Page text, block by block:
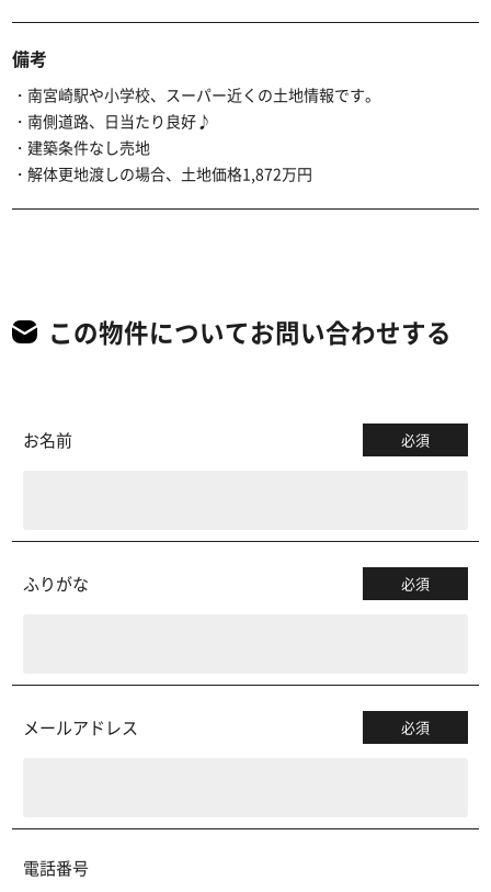
備考
・南宮崎駅や小学校、スーパー近くの土地情報です。
・南側道路、日当たり良好♪
・建築条件なし売地
・解体更地渡しの場合、土地価格1,872万円
この物件についてお問い合わせする
お名前 必須
ふりがな 必須
メールアドレス 必須
電話番号